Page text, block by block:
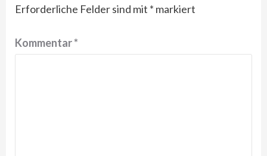
Erforderliche Felder sind mit * markiert
Kommentar*